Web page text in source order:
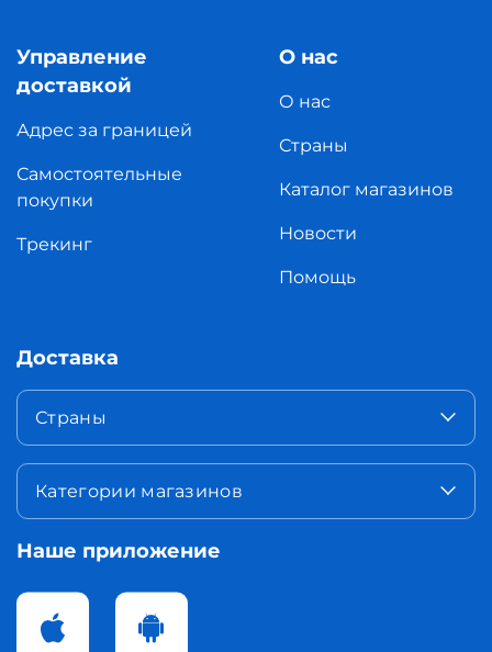
Управление
доставкой
Адрес за границей
Самостоятельные
покупки
Трекинг
О нас
О нас
Страны
Каталог магазинов
Новости
Помощь
Доставка
Страны
Категории магазинов
Наше приложение